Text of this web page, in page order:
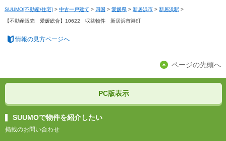
SUUMO[不動産/住宅] > 中古一戸建て > 四国 > 愛媛県 > 新居浜市 > 新居浜駅 >
【不動産販売 愛媛総合】10622 収益物件 新居浜市港町
情報の見方ページへ
ページの先頭へ
PC版表示
SUUMOで物件を紹介したい
掲載のお問い合わせ